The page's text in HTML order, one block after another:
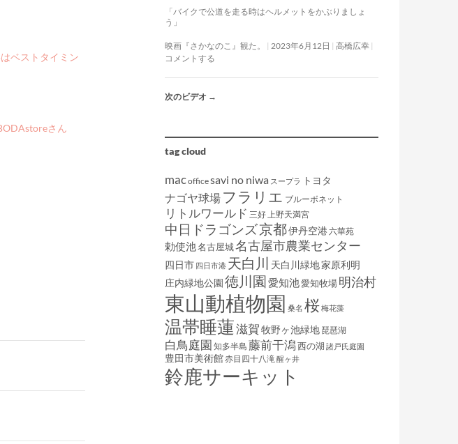
ベストタイミン
さん
「バイクで公道を走る時はヘルメットをかぶりましょ
う」
映画『さかなのこ』観た。 2023年6月12日
高橋広幸
コメントする
次のビデオ →
tag cloud
macofficesavi no niwa スープラ トヨタ
ナゴヤ球場 フラリエ ブルーボネット
リトルワールド 三好上野天満宮
中日ドラゴンズ京都伊丹空港 六華苑
勅使池名古屋城名古屋市農業センター
四日市 四日市港 天白川 天白川緑地家原利明
庄内緑地公園徳川園愛知池愛知牧場明治村
東山動植物園 桑名 桜梅花藻
温帯睡蓮滋賀牧野ヶ池緑地 琵琶湖
白鳥庭園 知多半島 藤前干潟西の湖 諸戸氏庭園
豊田市美術館赤目四十八滝醒ヶ井
鈴鹿サーキット